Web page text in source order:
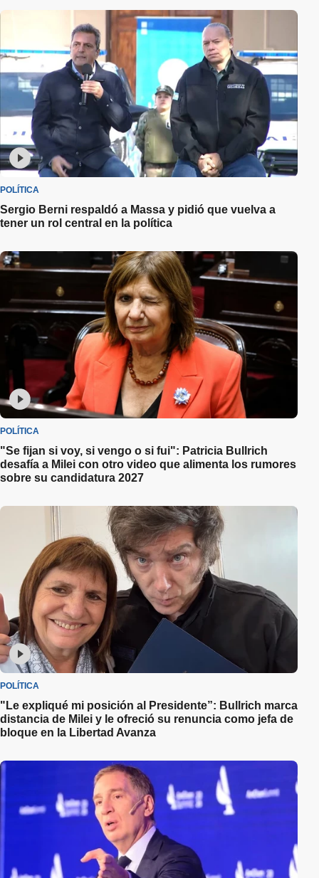
POLÍTICA
Sergio Berni respaldó a Massa y pidió que vuelva a
tener un rol central en la política
POLÍTICA
"Se fijan si voy, si vengo o si fui": Patricia Bullrich
desafía a Milei con otro video que alimenta los rumores
sobre su candidatura 2027
POLÍTICA
"Le expliqué mi posición al Presidente”: Bullrich marca
distancia de Milei y le ofreció su renuncia como jefa de
bloque en la Libertad Avanza